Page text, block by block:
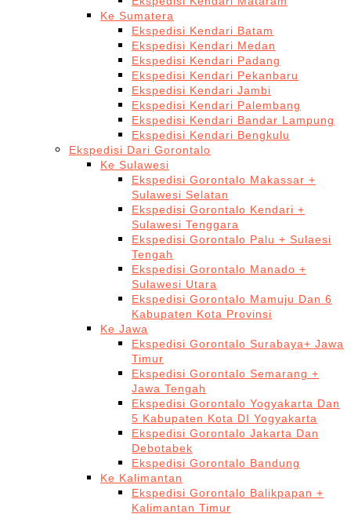
Ke Sumatera
Ekspedisi Kendari Batam
Ekspedisi Kendari Medan
Ekspedisi Kendari Padang
Ekspedisi Kendari Pekanbaru
Ekspedisi Kendari Jambi
Ekspedisi Kendari Palembang
Ekspedisi Kendari Bandar Lampung
Ekspedisi Kendari Bengkulu
Ekspedisi Dari Gorontalo
Ke Sulawesi
Ekspedisi Gorontalo Makassar +
Sulawesi Selatan
Ekspedisi Gorontalo Kendari +
Sulawesi Tenggara
Ekspedisi Gorontalo Palu + Sulaesi
Tengah
Ekspedisi Gorontalo Manado +
Sulawesi Utara
Ekspedisi Gorontalo Mamuju Dan 6
Kabupaten Kota Provinsi
Ke Jawa
Ekspedisi Gorontalo Surabaya+ Jawa
Timur
Ekspedisi Gorontalo Semarang +
Jawa Tengah
Ekspedisi Gorontalo Yogyakarta Dan
5 Kabupaten Kota DI Yogyakarta
Ekspedisi Gorontalo Jakarta Dan
Debotabek
Ekspedisi Gorontalo Bandung
Ke Kalimantan
Ekspedisi Gorontalo Balikpapan +
Kalimantan Timur